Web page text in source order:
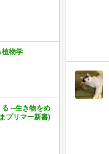
植物学
--生き物をめ
プリマー新書)